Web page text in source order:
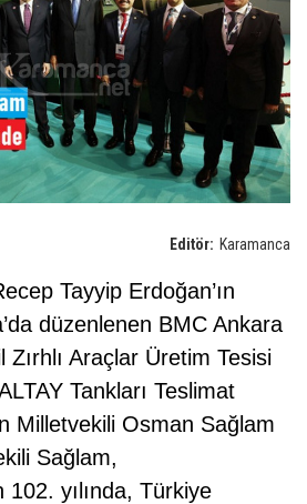
Editör: Karamanca
Tayyip Erdoğan’ın
düzenlenen BMC Ankara
Zırhlı Araçlar Üretim Tesisi
Tankları Teslimat
Milletvekili Osman Sağlam
Sağlam,
yılında, Türkiye